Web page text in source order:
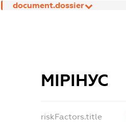
document.dossier
МІРІНУС
riskFactors.title